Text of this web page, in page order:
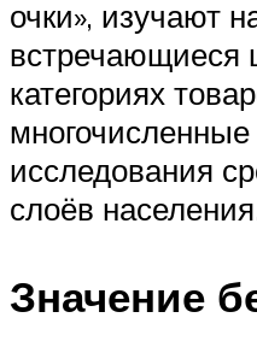
очки», изучают
встречающиеся
категориях
исследования
слоёв
Значение